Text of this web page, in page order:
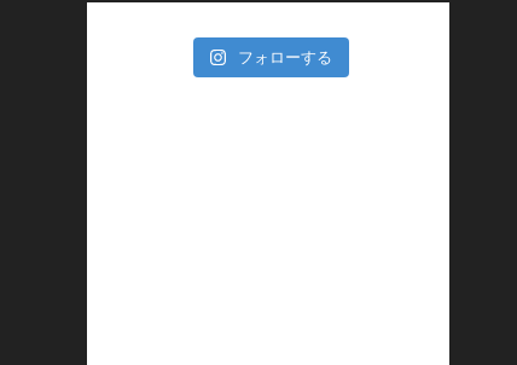
フォローする